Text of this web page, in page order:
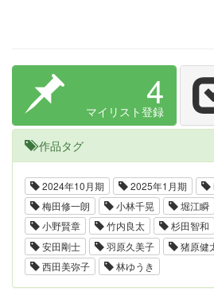
4
マイリスト登録
作品タグ
2024年10月期 2025年1月期
梅田修一朗
小林千晃 堀江瞬
小野賢章
竹内良太
杉田智和
安田剛士
羽原久美子 猪原健
西田美弥子
林ゆうき